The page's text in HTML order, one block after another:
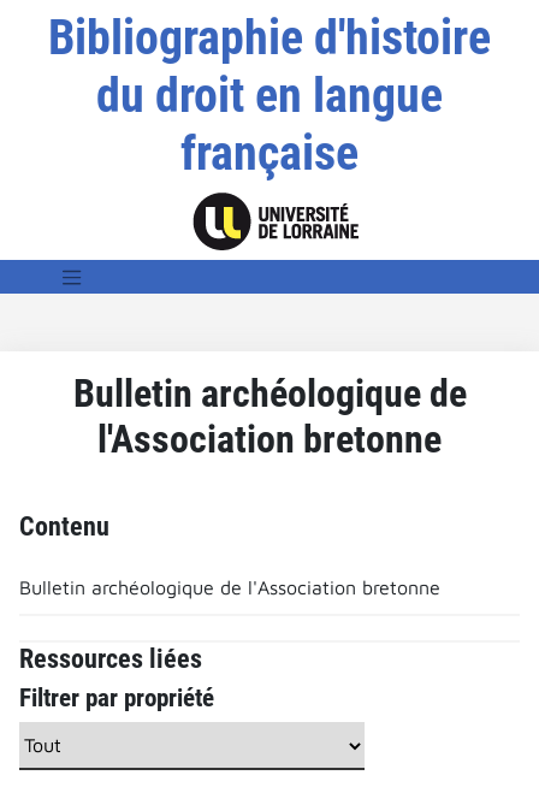
Bibliographie d'histoire
du droit en langue
française
Bulletin archéologique de
l'Association bretonne
Contenu
Bulletin archéologique de l'Association bretonne
Ressources liées
Filtrer par propriété